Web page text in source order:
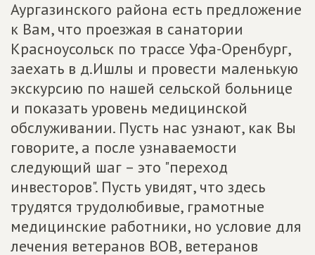
Аургазинского района есть предложение
к Вам, что проезжая в санатории
Красноусольск по трассе Уфа-Оренбург,
заехать в д.Ишлы и провести маленькую
экскурсию по нашей сельской больнице
и показать уровень медицинской
обслуживании. Пусть нас узнают, как Вы
говорите, а после узнаваемости
следующий шаг – это "переход
инвесторов". Пусть увидят, что здесь
трудятся трудолюбивые, грамотные
медицинские работники, но условие для
лечения ветеранов ВОВ, ветеранов